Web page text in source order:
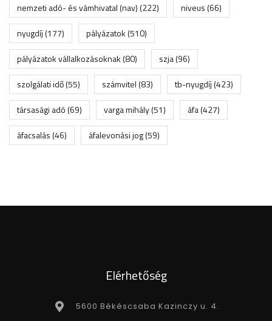
nemzeti adó- és vámhivatal (nav)(222) niveus(66)
nyugdíj(177) pályázatok(510)
pályázatok vállalkozásoknak(80) szja(96)
szolgálati idő(55) számvitel(83) tb-nyugdíj(423)
társasági adó(69) varga mihály(51) áfa(427)
áfacsalás(46) áfalevonási jog(59)
Elérhetőség
5600 Békéscsaba Kazinczy u. 4.